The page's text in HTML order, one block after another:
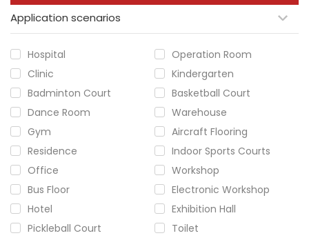
Application scenarios
Hospital
Operation Room
Clinic
Kindergarten
Badminton Court
Basketball Court
Dance Room
Warehouse
Gym
Aircraft Flooring
Residence
Indoor Sports Courts
Office
Workshop
Bus Floor
Electronic Workshop
Hotel
Exhibition Hall
Pickleball Court
Toilet